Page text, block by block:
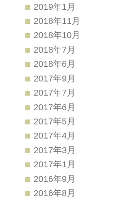
2019年1月
2018年11月
2018年10月
2018年7月
2018年6月
2017年9月
2017年7月
2017年6月
2017年5月
2017年4月
2017年3月
2017年1月
2016年9月
2016年8月